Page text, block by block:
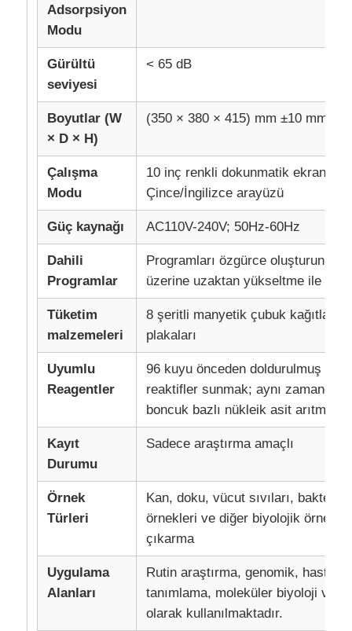
Fabrika turu
Kalite kontrolü
Bize Ulaşın
Haberler
Teklif Alın
manyetik boncuklar nükleik asit ekstraksiyonu
DNA / RNA çıkarma kitleri
NGS manyetik boncuklar
Hücre Sıralama Manyetik Mühürler
manyetik boncuklar protein saflaştırma
Yüzeyde Aktif Mıknatıs Mercekleri
Otomatik Enstrümanlar ve Tüketim Malzemeleri
Adsorpsiyon
Modu
Gürültü
seviyesi
< 65 dB
Boyutlar (W
× D × H)
(350 × 380 × 415) mm ±10 mm;
Çalışma
Modu
10 inç renkli dokunmatik ekran;
Çince/İngilizce arayüzü
Güç kaynağı AC110V-240V; 50Hz-60Hz
Dahili
Programlar
Programları özgürce oluşturun,
üzerine uzaktan yükseltme ile
Tüketim
malzemeleri
8 şeritli manyetik çubuk kağıtları;
plakaları
Uyumlu
Reagentler
96 kuyu önceden doldurulmuş
reaktifler sunmak; aynı zamanda
boncuk bazlı nükleik asit arıtma
Kayıt
Durumu
Sadece araştırma amaçlı
Örnek
Türleri
Kan, doku, vücut sıvıları,
örnekleri ve diğer biyolojik
çıkarma
Uygulama
Alanları
Rutin araştırma, genomik,
tanımlama, moleküler biyoloji vb.
olarak kullanılmaktadır.